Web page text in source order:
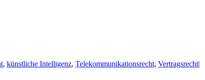
, künstliche Intelligenz, Telekommunikationsrecht, Vertragsrecht|